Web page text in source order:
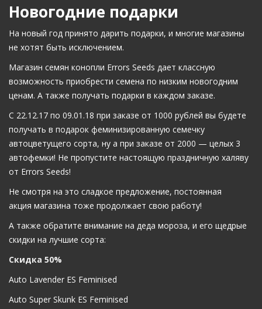
Новогодние подарки
На новый год принято дарить подарки, и многие магазины
не хотят быть исключением.
Магазин семян конопли Errors Seeds дает классную
возможность приобрести семена по низким новогодним
ценам. А также получать подарки в каждом заказе.
С 22.12.17 по 09.01.18 при заказе от 1000 рублей вы будете
получать в подарок феминизированную семечку
автоцветущего сорта, ну а при заказе от 2000 — целых 3
автофемки! Не пропустите настоящую праздничную халяву
от Errors Seeds!
Не смотря на это сладкое предложение, постоянная
акция магазина тоже продолжает свою работу!
А также обратите внимание на деда мороза, и его щедрые
скидки на лучшие сорта:
Скидка 50%
Auto Lavender ES Feminised
Auto Super Skunk ES Feminised